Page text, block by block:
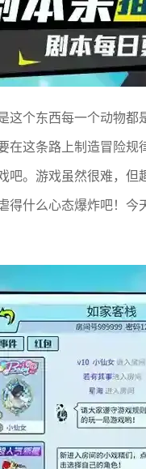
这个东西每一个动物
在这条路上制造冒险
吧。游戏虽然很难，
得什么心态爆炸吧！